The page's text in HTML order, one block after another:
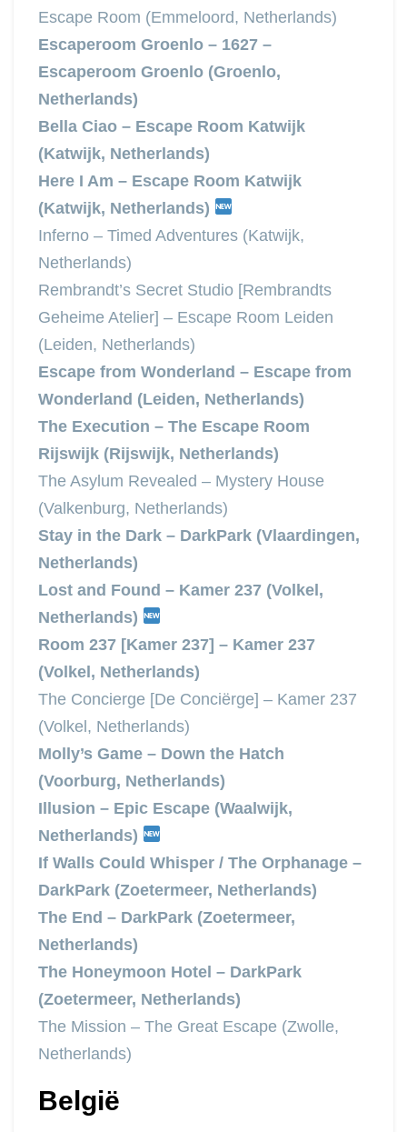
Escape Room (Emmeloord, Netherlands)
Escaperoom Groenlo – 1627 –
Escaperoom Groenlo (Groenlo,
Netherlands)
Bella Ciao – Escape Room Katwijk
(Katwijk, Netherlands)
Here I Am – Escape Room Katwijk
(Katwijk, Netherlands)
Inferno – Timed Adventures (Katwijk,
Netherlands)
Rembrandt’s Secret Studio [Rembrandts
Geheime Atelier] – Escape Room Leiden
(Leiden, Netherlands)
Escape from Wonderland – Escape from
Wonderland (Leiden, Netherlands)
The Execution – The Escape Room
Rijswijk (Rijswijk, Netherlands)
The Asylum Revealed – Mystery House
(Valkenburg, Netherlands)
Stay in the Dark – DarkPark (Vlaardingen,
Netherlands)
Lost and Found – Kamer 237 (Volkel,
Netherlands)
Room 237 [Kamer 237] – Kamer 237
(Volkel, Netherlands)
The Concierge [De Conciërge] – Kamer 237
(Volkel, Netherlands)
Molly’s Game – Down the Hatch
(Voorburg, Netherlands)
Illusion – Epic Escape (Waalwijk,
Netherlands)
If Walls Could Whisper / The Orphanage –
DarkPark (Zoetermeer, Netherlands)
The End – DarkPark (Zoetermeer,
Netherlands)
The Honeymoon Hotel – DarkPark
(Zoetermeer, Netherlands)
The Mission – The Great Escape (Zwolle,
Netherlands)
België